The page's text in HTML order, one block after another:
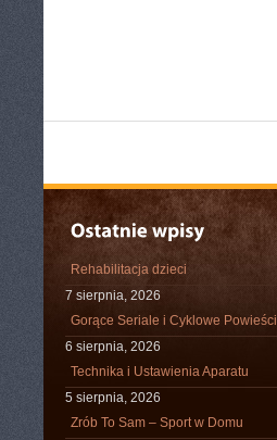
Rehabilitacja dzieci
7 sierpnia, 2026
Gorące Seriale i Cyklowe Powieści
6 sierpnia, 2026
Technika i Ustawienia Aparatu
5 sierpnia, 2026
Zrób To Sam – Sport w Domu